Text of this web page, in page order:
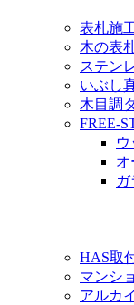
表札施
木の表
ステン
いぶし
木目調
FREE-
HAS取
マンシ
アルカ